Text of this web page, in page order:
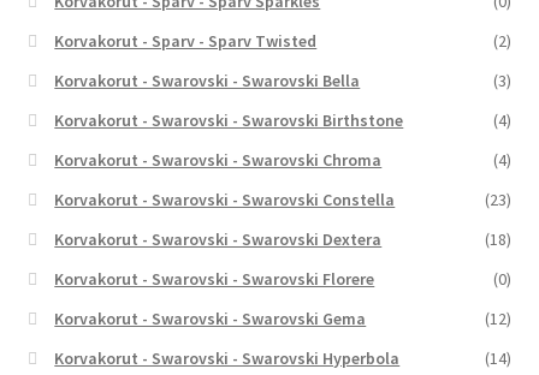
Korvakorut - Sparv - Sparv Twisted
(2)
Korvakorut - Swarovski - Swarovski Bella
(3)
Korvakorut - Swarovski - Swarovski Birthstone
(4)
Korvakorut - Swarovski - Swarovski Chroma
(4)
Korvakorut - Swarovski - Swarovski Constella
(23)
Korvakorut - Swarovski - Swarovski Dextera
(18)
Korvakorut - Swarovski - Swarovski Florere
(0)
Korvakorut - Swarovski - Swarovski Gema
(12)
Korvakorut - Swarovski - Swarovski Hyperbola
(14)